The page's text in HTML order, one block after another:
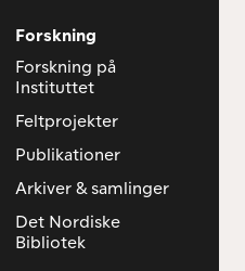
Forskning
Forskning på
Instituttet
Feltprojekter
Publikationer
Arkiver & samlinger
Det Nordiske
Bibliotek